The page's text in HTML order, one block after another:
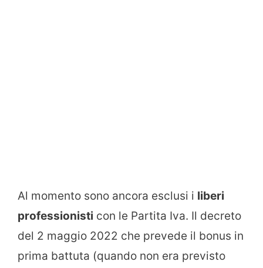
Al momento sono ancora esclusi i liberi
professionisti con le Partita Iva. Il decreto
del 2 maggio 2022 che prevede il bonus in
prima battuta (quando non era previsto